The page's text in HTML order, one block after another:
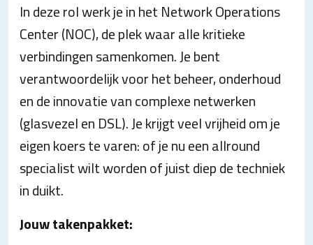
In deze rol werk je in het Network Operations
Center (NOC), de plek waar alle kritieke
verbindingen samenkomen. Je bent
verantwoordelijk voor het beheer, onderhoud
en de innovatie van complexe netwerken
(glasvezel en DSL). Je krijgt veel vrijheid om je
eigen koers te varen: of je nu een allround
specialist wilt worden of juist diep de techniek
in duikt.
Jouw takenpakket: